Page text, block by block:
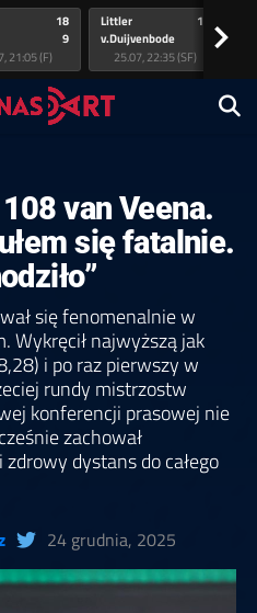
18
9
21:05 (F)
Littler
v.Duijvenbode
17
25.07, 22:35 (SF)
>
van Veena.
się fatalnie.
się fenomenalnie w
Wykręcił najwyższą jak
i po raz pierwszy w
rundy mistrzostw
konferencji prasowej nie
zachował
dystans do całego
24 grudnia, 2025